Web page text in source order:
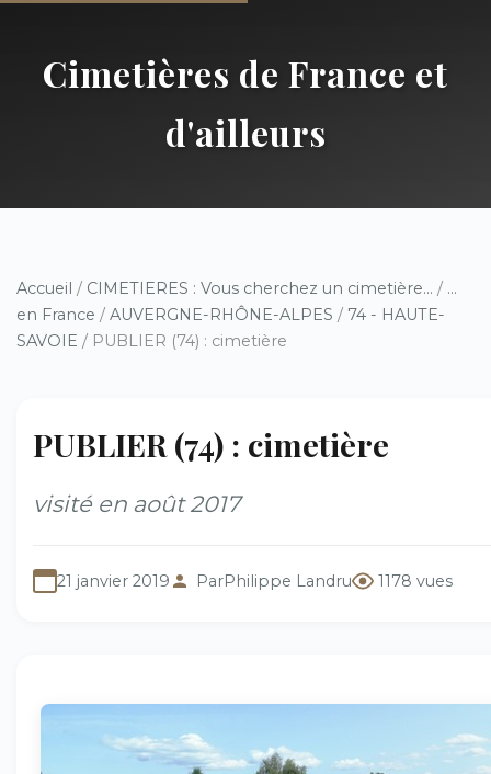
Cimetières de France et
d'ailleurs
Accueil / CIMETIERES : Vous cherchez un cimetière... / ...
en France / AUVERGNE-RHÔNE-ALPES / 74 - HAUTE-
SAVOIE / PUBLIER (74) : cimetière
PUBLIER (74) : cimetière
visité en août 2017
21 janvier 2019 ParPhilippe Landru 1178 vues